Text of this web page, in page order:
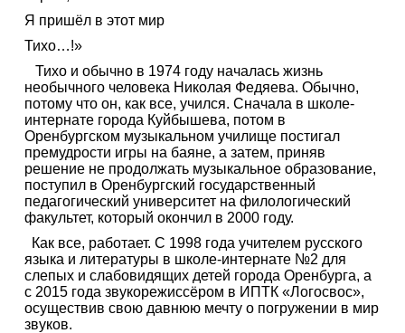
Я пришёл в этот мир
Тихо…!»
Тихо и обычно в 1974 году началась жизнь
необычного человека Николая Федяева. Обычно,
потому что он, как все, учился. Сначала в школе-
интернате города Куйбышева, потом в
Оренбургском музыкальном училище постигал
премудрости игры на баяне, а затем, приняв
решение не продолжать музыкальное образование,
поступил в Оренбургский государственный
педагогический университет на филологический
факультет, который окончил в 2000 году.
Как все, работает. С 1998 года учителем русского
языка и литературы в школе-интернате №2 для
слепых и слабовидящих детей города Оренбурга, а
с 2015 года звукорежиссёром в ИПТК «Логосвос»,
осуществив свою давнюю мечту о погружении в мир
звуков.